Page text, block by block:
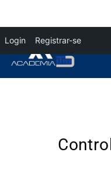
Login Registrar-se